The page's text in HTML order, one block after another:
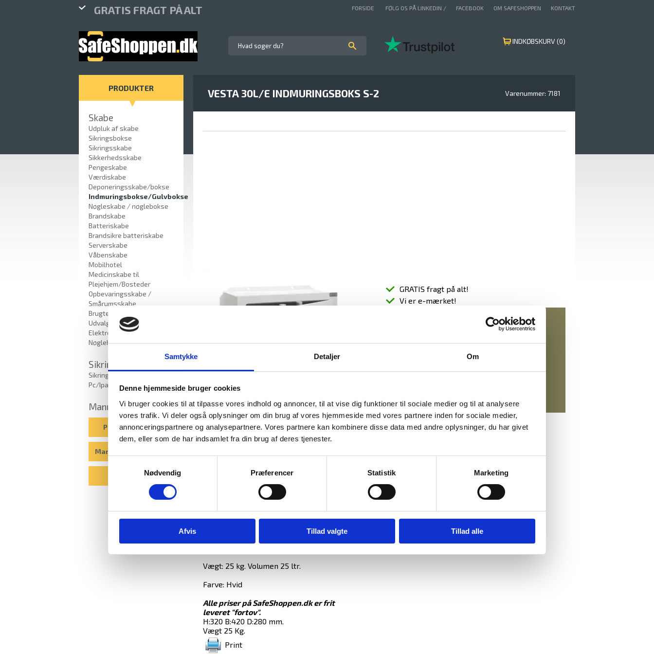
Samtykke Detaljer Om
Denne hjemmeside bruger cookies
Vi bruger cookies til at tilpasse vores indhold og annoncer, til at vise dig funktioner til sociale medier og til at analysere
vores trafik. Vi deler også oplysninger om din brug af vores hjemmeside med vores partnere inden for sociale medier,
annonceringspartnere og analysepartnere. Vores partnere kan kombinere disse data med andre oplysninger, du har givet
dem, eller som de har indsamlet fra din brug af deres tjenester.
Samtykkevalg
Nødvendig
Præferencer Statistik Marketing
Afvis Tillad valgte Tillad alle
GRATIS FRAGT PÅ ALT FORSIDE FØLG OS PÅ LINKEDIN / FACEBOOK OM SAFESHOPPEN KONTAKT
INDKØBSKURV (0)
PRODUKTER
Skabe
Udpluk af skabe
Sikringsbokse
Sikringsskabe
Sikkerhedsskabe
Pengeskabe
Værdiskabe
Deponeringsskabe/bokse
Indmuringsbokse/Gulvbokse
Nøgleskabe / nøglebokse
Brandskabe
Batteriskabe
Brandsikre batteriskabe
Serverskabe
Våbenskabe
Mobilhotel
Medicinskabe til
Plejehjem/Bosteder
Opbevaringsskabe /
Smårumsskabe
Brugte skabe - Lagersalg
Udvalgte varer
Elektroniske Nøgleskabe
Nøglehåndtering
Sikring
Sikring af bærbar
Pc/Ipad/opladning
Manualer
Pengeskabsguiden
Manualer til elkodelåse
VESTA 30L/E INDMURINGSBOKS S-2 Varenummer: 7181
GRATIS fragt på alt!
Vi er e-mærket!
Indmuringsboks af type Vesta 30L/E er
godkendt i S-2 EN 14450
Dørtykkelse 65 mm.
Aflåsning: El-kodelås.
Mål:
Udv. H: 320 B: 420 D: 280 mm.
Vægt: 25 kg. Volumen 25 ltr.
Farve: Hvid
Alle priser på SafeShoppen.dk er frit
leveret "fortov".
H:320 B:420 D:280 mm.
Vægt 25 Kg.
Print